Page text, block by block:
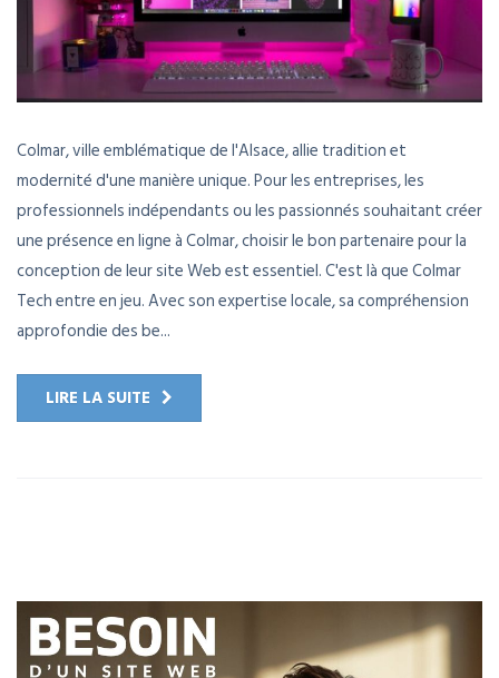
Colmar, ville emblématique de l'Alsace, allie tradition et
modernité d'une manière unique. Pour les entreprises, les
professionnels indépendants ou les passionnés souhaitant créer
une présence en ligne à Colmar, choisir le bon partenaire pour la
conception de leur site Web est essentiel. C'est là que Colmar
Tech entre en jeu. Avec son expertise locale, sa compréhension
approfondie des be...
LIRE LA SUITE